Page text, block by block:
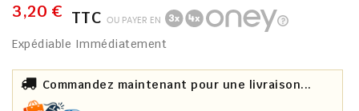
3,20 € TTC OU PAYER EN
Expédiable Immédiatement
Commandez maintenant pour une livraison...